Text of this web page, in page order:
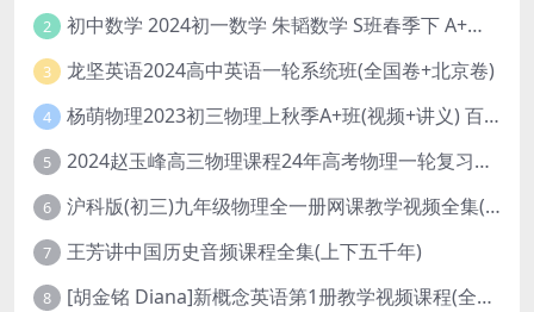
2 初中数学 2024初一数学 朱韬数学 S班春季下 A+班春季下 百度云网盘
3 龙坚英语2024高中英语一轮系统班(全国卷+北京卷)
4 杨萌物理2023初三物理上秋季A+班(视频+讲义) 百度网盘分享
5 2024赵玉峰高三物理课程24年高考物理一轮复习网课教程
6 沪科版(初三)九年级物理全一册网课教学视频全集(录播版 杜春雨 66讲)
7 王芳讲中国历史音频课程全集(上下五千年)
8 [胡金铭 Diana]新概念英语第1册教学视频课程(全集 百度网盘下载)